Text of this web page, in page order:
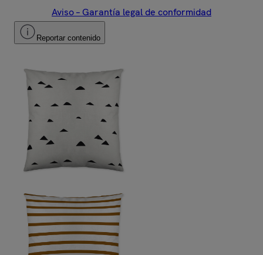
Aviso – Garantía legal de conformidad
Reportar contenido